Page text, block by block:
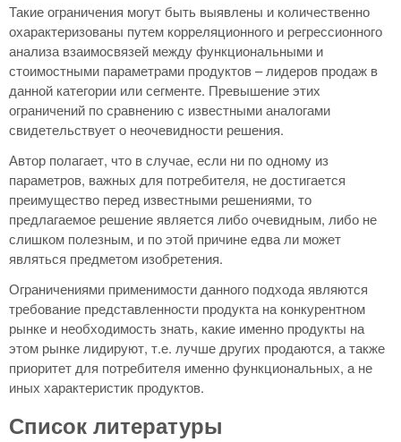
Такие ограничения могут быть выявлены и количественно
охарактеризованы путем корреляционного и регрессионного
анализа взаимосвязей между функциональными и
стоимостными параметрами продуктов – лидеров продаж в
данной категории или сегменте. Превышение этих
ограничений по сравнению с известными аналогами
свидетельствует о неочевидности решения.
Автор полагает, что в случае, если ни по одному из
параметров, важных для потребителя, не достигается
преимущество перед известными решениями, то
предлагаемое решение является либо очевидным, либо не
слишком полезным, и по этой причине едва ли может
являться предметом изобретения.
Ограничениями применимости данного подхода являются
требование представленности продукта на конкурентном
рынке и необходимость знать, какие именно продукты на
этом рынке лидируют, т.е. лучше других продаются, а также
приоритет для потребителя именно функциональных, а не
иных характеристик продуктов.
Список литературы